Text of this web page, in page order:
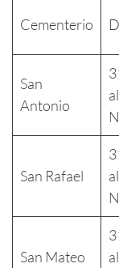
Cementerio
San
Antonio
San Rafael
San Mateo